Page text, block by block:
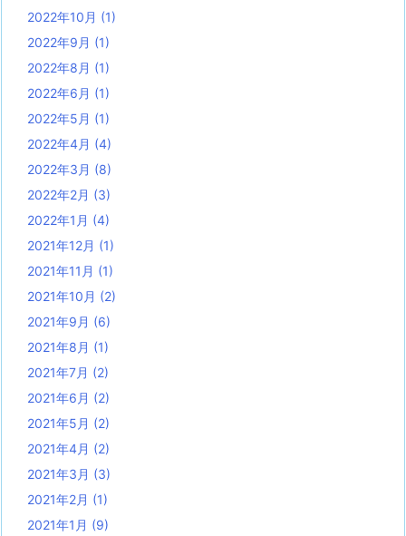
2022年10月 (1)
2022年9月 (1)
2022年8月 (1)
2022年6月 (1)
2022年5月 (1)
2022年4月 (4)
2022年3月 (8)
2022年2月 (3)
2022年1月 (4)
2021年12月 (1)
2021年11月 (1)
2021年10月 (2)
2021年9月 (6)
2021年8月 (1)
2021年7月 (2)
2021年6月 (2)
2021年5月 (2)
2021年4月 (2)
2021年3月 (3)
2021年2月 (1)
2021年1月 (9)